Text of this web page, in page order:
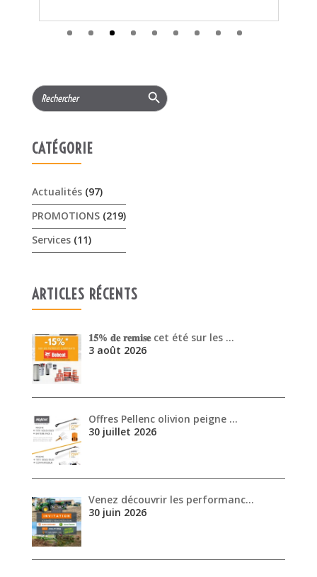
CATÉGORIE
PROMOTIONS
𝟏𝟓% 𝐝𝐞 𝐫𝐞𝐦𝐢𝐬𝐞 cet été sur les …
3 août 2026
Offres Pellenc olivion peigne …
30 juin 2026
ARCHIVES
août 2026
juillet 2026